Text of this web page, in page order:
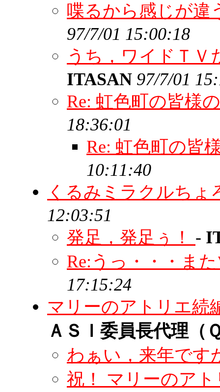
喋るから感じが違
97/7/01 15:00:18
うち，ワイドＴ
ITASAN 97/7/01
Re: 虹色町の皆様
18:36:01
Re: 虹色町の皆
10:11:40
くるみミラクルち
12:03:51
発足，発足ぅ！ -
Re:うっ・・・ま
17:15:24
マリーのアトリエ続
ＡＳＩ委員長代理（
わぁい，来年です
祝！ マリーのア